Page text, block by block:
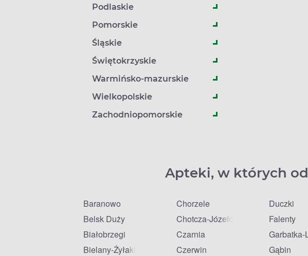
Podlaskie
Pomorskie
Śląskie
Świętokrzyskie
Warmińsko-mazurskie
Wielkopolskie
Zachodniopomorskie
Apteki, w których
Baranowo
Belsk Duży
Białobrzegi
Bielany-Żyłaki
Chorzele
Chotcza-Józefów
Czarnia
Czerwin
Duczki
Falenty
Garbatka-
Gąbin